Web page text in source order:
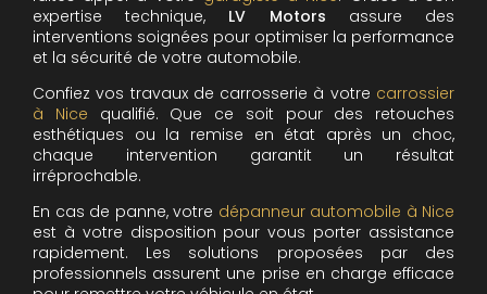
expertise technique, LV Motors assure des
interventions soignées pour optimiser la performance
et la sécurité de votre automobile.
Confiez vos travaux de carrosserie à votre carrossier
à Nice qualifié. Que ce soit pour des retouches
esthétiques ou la remise en état après un choc,
chaque intervention garantit un résultat
irréprochable.
En cas de panne, votre dépanneur automobile à Nice
est à votre disposition pour vous porter assistance
rapidement. Les solutions proposées par des
professionnels assurent une prise en charge efficace